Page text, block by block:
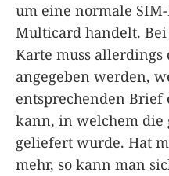
um eine normale
Multicard handelt.
Karte muss
angegeben werden,
entsprechenden
kann, in welchem die
geliefert wurde. Hat
mehr, so kann man